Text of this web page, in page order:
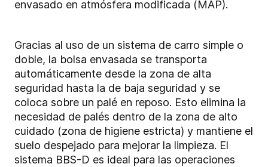
envasado en atmósfera modificada (MAP).
Gracias al uso de un sistema de carro simple o
doble, la bolsa envasada se transporta
automáticamente desde la zona de alta
seguridad hasta la de baja seguridad y se
coloca sobre un palé en reposo. Esto elimina la
necesidad de palés dentro de la zona de alto
cuidado (zona de higiene estricta) y mantiene el
suelo despejado para mejorar la limpieza. El
sistema BBS-D es ideal para las operaciones